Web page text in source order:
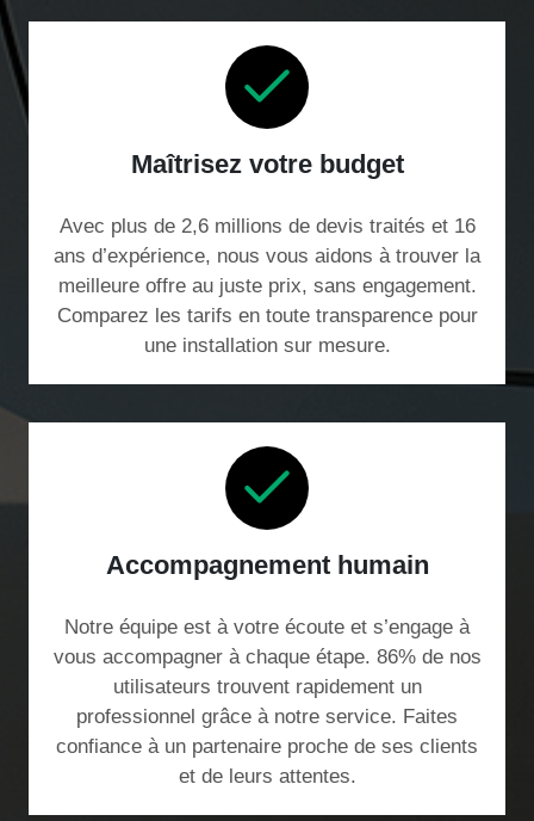
Maîtrisez votre budget
Avec plus de 2,6 millions de devis traités et 16
ans d’expérience, nous vous aidons à trouver la
meilleure offre au juste prix, sans engagement.
Comparez les tarifs en toute transparence pour
une installation sur mesure.
Accompagnement humain
Notre équipe est à votre écoute et s’engage à
vous accompagner à chaque étape. 86% de nos
utilisateurs trouvent rapidement un
professionnel grâce à notre service. Faites
confiance à un partenaire proche de ses clients
et de leurs attentes.